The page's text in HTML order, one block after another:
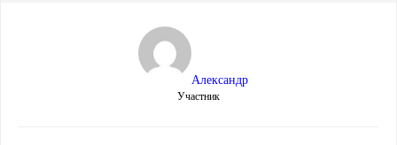
Александр
Участник